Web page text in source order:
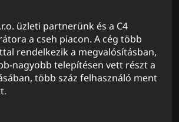
üzleti partnerünk és a C4
a cseh piacon. A cég több
rendelkezik a megvalósításban,
nagyobb telepítésen vett részt a
több száz felhasználó ment